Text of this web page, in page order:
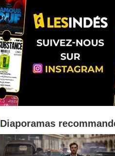
Diaporamas